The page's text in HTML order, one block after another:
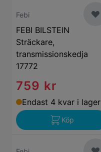
Febi
FEBI BILSTEIN
Sträckare,
transmissionskedja
17772
759 kr
Endast 4 kvar i lager
Köp